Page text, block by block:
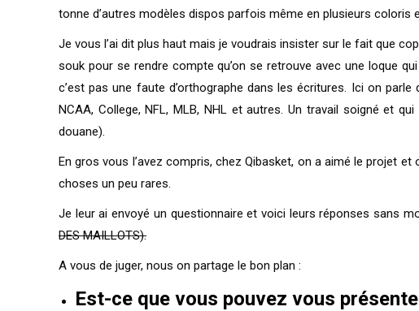
tonne d’autres modèles dispos parfois même en plusieurs coloris
Je vous l’ai dit plus haut mais je voudrais insister sur le fait que
souk pour se rendre compte qu’on se retrouve avec une loque
c’est pas une faute d’orthographe dans les écritures. Ici on
NCAA, College, NFL, MLB, NHL et autres. Un travail soigné et
douane).
En gros vous l’avez compris, chez Qibasket, on a aimé le projet
choses un peu rares.
Je leur ai envoyé un questionnaire et voici leurs réponses sans
DES MAILLOTS).
A vous de juger, nous on partage le bon plan :
Est-ce que vous pouvez vous